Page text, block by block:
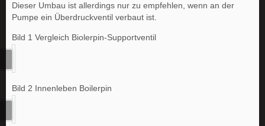
Dieser Umbau ist allerdings nur zu empfehlen, wenn an der
Pumpe ein Überdruckventil verbaut ist.
Bild 1 Vergleich Biolerpin-Supportventil
Bild 2 Innenleben Boilerpin